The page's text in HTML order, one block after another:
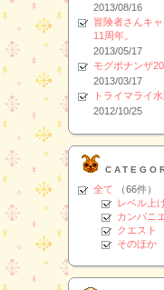
2013/08/16
冒険者さんキャ
11周年。
2013/05/17
モグポナンザ
2013/03/17
トライマライ
2012/10/25
全て
（66件）
レベル上
カンパニエ
クエスト
そのほか